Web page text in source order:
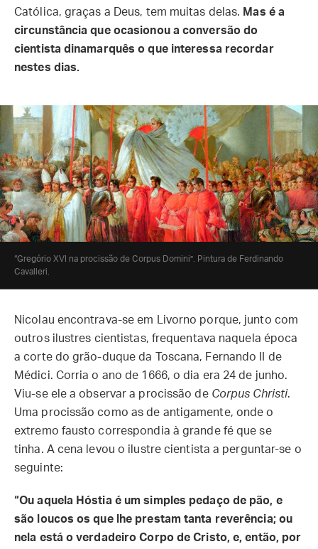
Católica, graças a Deus, tem muitas delas. Mas é a
circunstância que ocasionou a conversão do
cientista dinamarquês o que interessa recordar
nestes dias.
“Gregório XVI na procissão de Corpus Domini”. Pintura de Ferdinando
Cavalleri.
Nicolau encontrava-se em Livorno porque, junto com
outros ilustres cientistas, frequentava naquela época
a corte do grão-duque da Toscana, Fernando II de
Médici. Corria o ano de 1666, o dia era 24 de junho.
Viu-se ele a observar a procissão de Corpus Christi.
Uma procissão como as de antigamente, onde o
extremo fausto correspondia à grande fé que se
tinha. A cena levou o ilustre cientista a perguntar-se o
seguinte:
“Ou aquela Hóstia é um simples pedaço de pão, e
são loucos os que lhe prestam tanta reverência; ou
nela está o verdadeiro Corpo de Cristo, e, então, por